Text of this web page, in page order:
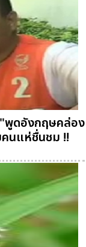
พูดอังกฤษคล่อง
นแห่ชื่นชม !!